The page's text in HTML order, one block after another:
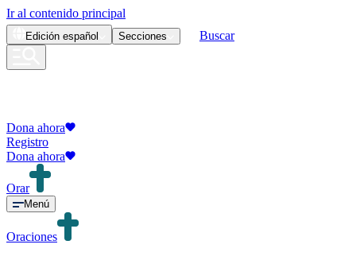
Ir al contenido principal
Edición español Secciones Buscar
Dona ahora
Registro
Dona ahora
Orar
Menú
Oraciones